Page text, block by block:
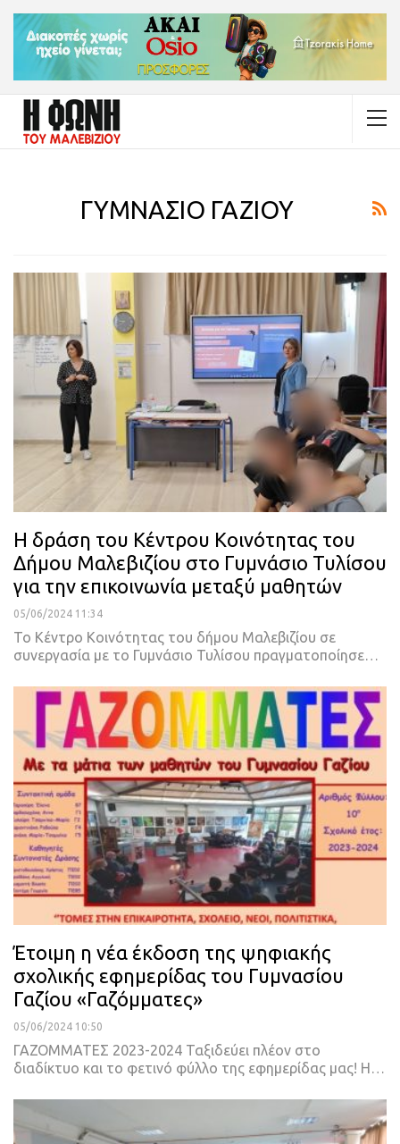
ΓΥΜΝΑΣΙΟ ΓΑΖΙΟΥ
Η δράση του Κέντρου Κοινότητας του
Δήμου Μαλεβιζίου στο Γυμνάσιο Τυλίσου
για την επικοινωνία μεταξύ μαθητών
05/06/2024 11:34
Το Κέντρο Κοινότητας του δήμου Μαλεβιζίου σε
συνεργασία με το Γυμνάσιο Τυλίσου πραγματοποίησε…
Έτοιμη η νέα έκδοση της ψηφιακής
σχολικής εφημερίδας του Γυμνασίου
Γαζίου «Γαζόμματες»
05/06/2024 10:50
ΓΑΖΟΜΜΑΤΕΣ 2023-2024 Ταξιδεύει πλέον στο
διαδίκτυο και το φετινό φύλλο της εφημερίδας μας! Η…